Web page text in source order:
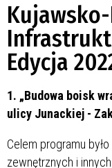
Edycja
1. „Budowa boisk
ulicy Junackiej -
Celem programu
zewnętrznych i